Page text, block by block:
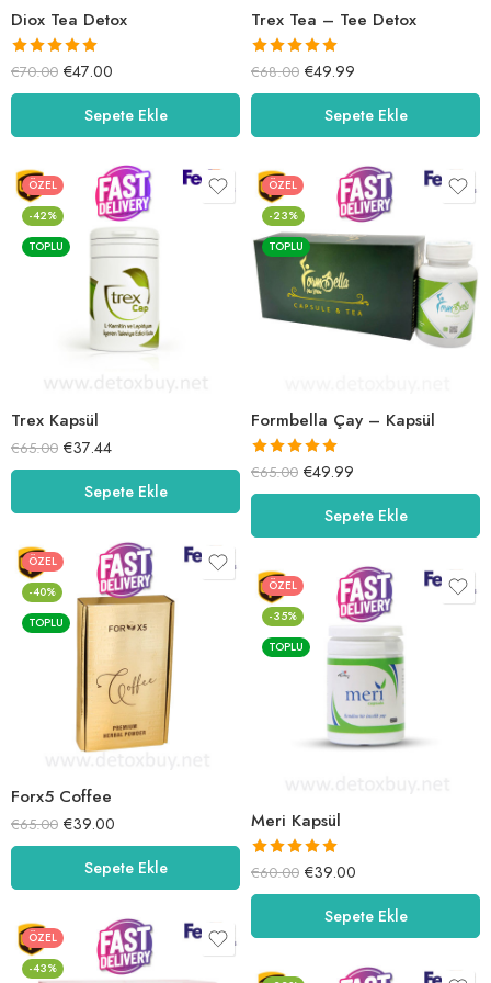
Diox Tea Detox
5 üzerinden
5.00oy aldı
€70.00 €47.00
Sepete Ekle
Trex Tea – Tee Detox
5 üzerinden
5.00oy aldı
€68.00 €49.99
Sepete Ekle
ÖZEL
-42%
TOPLU
Trex Kapsül
€65.00 €37.44
Sepete Ekle
ÖZEL
-23%
TOPLU
Formbella Çay – Kapsül
5 üzerinden
5.00oy aldı
€65.00 €49.99
Sepete Ekle
ÖZEL
-40%
TOPLU
Forx5 Coffee
€65.00 €39.00
Sepete Ekle
ÖZEL
-35%
TOPLU
Meri Kapsül
5 üzerinden
5.00oy aldı
€60.00 €39.00
Sepete Ekle
ÖZEL
-43%